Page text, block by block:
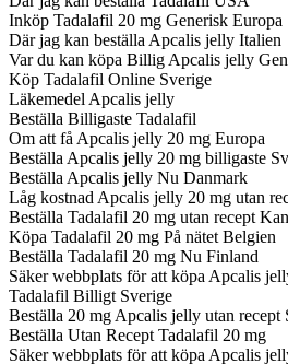
Inköp Tadalafil 20 mg Generisk Europa
Där jag kan beställa Apcalis jelly Italien
Var du kan köpa Billig Apcalis jelly
Köp Tadalafil Online Sverige
Läkemedel Apcalis jelly
Beställa Billigaste Tadalafil
Om att få Apcalis jelly 20 mg Europa
Beställa Apcalis jelly 20 mg billigaste
Beställa Apcalis jelly Nu Danmark
Låg kostnad Apcalis jelly 20 mg utan
Beställa Tadalafil 20 mg utan recept
Köpa Tadalafil 20 mg På nätet Belgien
Beställa Tadalafil 20 mg Nu Finland
Säker webbplats för att köpa Apcalis
Tadalafil Billigt Sverige
Beställa 20 mg Apcalis jelly utan recept
Beställa Utan Recept Tadalafil 20 mg
Säker webbplats för att köpa Apcalis